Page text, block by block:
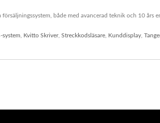
både med avancerad teknik och 10 års
system Kvitto Skriver, Streckkodsläsare Kunddisplay